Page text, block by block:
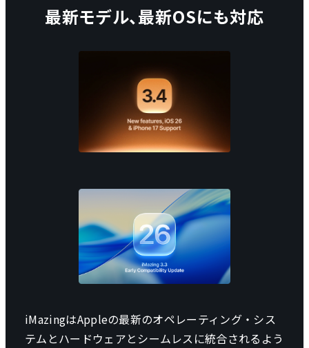
最新モデル、最新OSにも対応
iMazingはAppleの最新のオペレーティング・シス
テムとハードウェアとシームレスに統合されるよう